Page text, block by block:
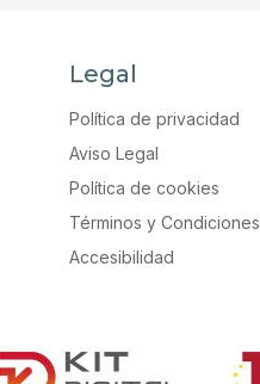
Legal
Política de privacidad
Aviso Legal
Política de cookies
Términos y Condiciones
Accesibilidad